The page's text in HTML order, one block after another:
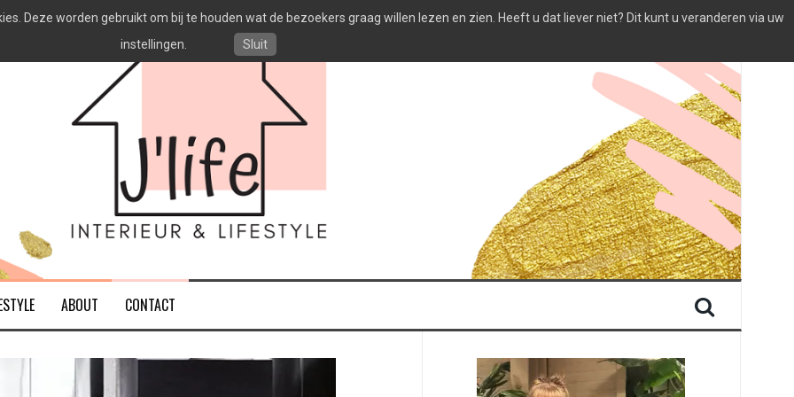
ABOUT CONTACT
Deze worden gebruikt om bij te houden wat de bezoekers graag willen lezen en zien. Heeft u dat liever niet? Dit kunt u veranderen via uw
instellingen.
Sluit